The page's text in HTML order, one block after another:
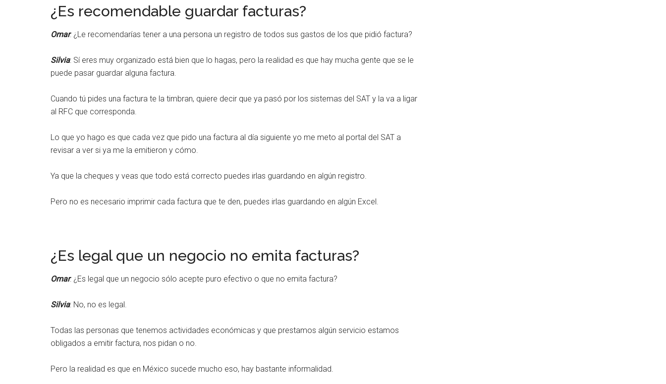
¿Es recomendable guardar facturas?
Omar: ¿Le recomendarías tener a una persona un registro de todos sus gastos de los que pidió factura?
Silvia: Sí eres muy organizado está bien que lo hagas, pero la realidad es que hay mucha gente que se le
puede pasar guardar alguna factura.
Cuando tú pides una factura te la timbran, quiere decir que ya pasó por los sistemas del SAT y la va a ligar
al RFC que corresponda.
Lo que yo hago es que cada vez que pido una factura al día siguiente yo me meto al portal del SAT a
revisar a ver si ya me la emitieron y cómo.
Ya que la cheques y veas que todo está correcto puedes irlas guardando en algún registro.
Pero no es necesario imprimir cada factura que te den, puedes irlas guardando en algún Excel.
¿Es legal que un negocio no emita facturas?
Omar: ¿Es legal que un negocio sólo acepte puro efectivo o que no emita factura?
Silvia: No, no es legal.
Todas las personas que tenemos actividades económicas y que prestamos algún servicio estamos
obligados a emitir factura, nos pidan o no.
Pero la realidad es que en México sucede mucho eso, hay bastante informalidad.